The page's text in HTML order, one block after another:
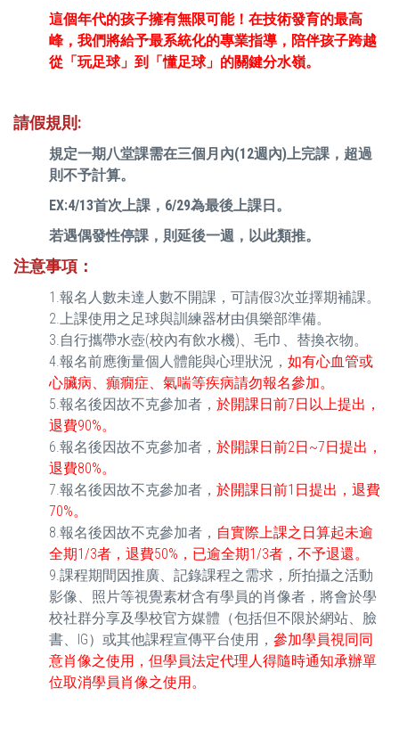
這個年代的孩子擁有無限可能！在技術發育的最高
峰，我們將給予最系統化的專業指導，陪伴孩子跨越
從「玩足球」到「懂足球」的關鍵分水嶺。
請假規則:
規定一期八堂課需在三個月內(12週內)上完課，超過
則不予計算。
EX:4/13首次上課，6/29為最後上課日。
若遇偶發性停課，則延後一週，以此類推。
注意事項 ：
1.報名人數未達人數不開課，可請假3次並擇期補課。
2.上課使用之足球與訓練器材由俱樂部準備。
3.自行攜帶水壺(校內有飲水機)、毛巾、替換衣物。
4.報名前應衡量個人體能與心理狀況， 如有心血管或
心臟病、癲癇症、氣喘等疾病請勿報名參加。
5.報名後因故不克參加者， 於開課日前7日以上提出，
退費90%。
6.報名後因故不克參加者， 於開課日前2日~7日提出，
退費80%。
7.報名後因故不克參加者， 於開課日前1日提出，退費
70%。
8.報名後因故不克參加者， 自實際上課之日算起未逾
全期1/3者，退費50%，已逾全期1/3者，不予退還。
9.課程期間因推廣、記錄課程之需求，所拍攝之活動
影像、照片等視覺素材含有學員的肖像者，將會於學
校社群分享及學校官方媒體（包括但不限於網站、臉
書、IG）或其他課程宣傳平台使用， 參加學員視同同
意肖像之使用，但學員法定代理人得隨時通知承辦單
位取消學員肖像之使用。